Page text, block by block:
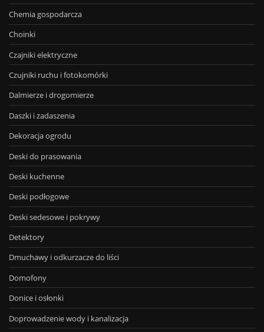
Chemia gospodarcza
Choinki
Czajniki elektryczne
Czujniki ruchu i fotokomórki
Dalmierze i drogomierze
Daszki i zadaszenia
Dekoracja ogrodu
Deski do prasowania
Deski kuchenne
Deski podłogowe
Deski sedesowe i pokrywy
Detektory
Dmuchawy i odkurzacze do liści
Domofony
Donice i osłonki
Doprowadzenie wody i kanalizacja